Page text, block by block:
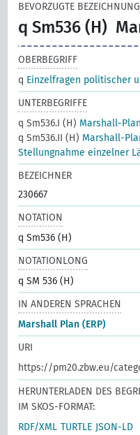
BEVORZUGTE BEZEICHNUNG
q Sm536 (H)
OBERBEGRIFF
q Einzelfragen politischer
UNTERBEGRIFFE
q Sm536.I (H) Marshall-
q Sm536.II (H) Marshall-
Stellungnahme einzelner
BEZEICHNER
230667
NOTATION
q Sm536 (H)
NOTATIONLONG
q SM 536 (H)
IN ANDEREN SPRACHEN
Marshall Plan (ERP)
URI
https://pm20.zbw.eu/
HERUNTERLADEN DES
IM SKOS-FORMAT:
RDF/XML TURTLE JSON-LD